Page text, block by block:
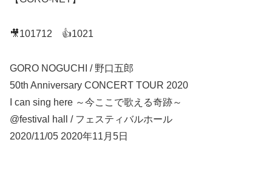
🎥101712 👍1021
GORO NOGUCHI / 野口五郎
50th Anniversary CONCERT TOUR 2020
I can sing here ～今ここで歌える奇跡～
@festival hall / フェスティバルホール
2020/11/05 2020年11月5日